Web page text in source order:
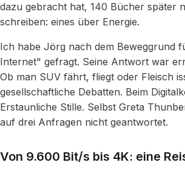
dazu gebracht hat, 140 Bücher später
schreiben: eines über Energie.
Ich habe Jörg nach dem Beweggrund
Internet" gefragt. Seine Antwort war
Ob man SUV fährt, fliegt oder Fleisch
gesellschaftliche Debatten. Beim
Erstaunliche Stille. Selbst Greta
auf drei Anfragen nicht geantwortet.
Von 9.600 Bit/s bis 4K: eine